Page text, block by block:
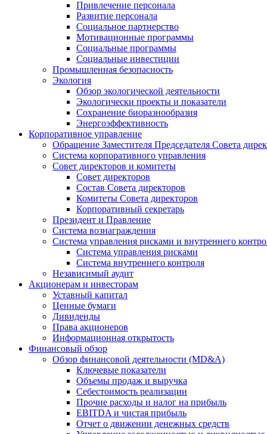
Привлечение персонала
Развитие персонала
Социальное партнерство
Мотивационные программы
Социальные программы
Социальные инвестиции
Промышленная безопасность
Экология
Обзор экологической деятельности
Экологически проекты и показатели
Сохранение биоразнообразия
Энергоэффективность
Корпоративное управление
Обращение Заместителя Председателя Совета
Система корпоративного управления
Совет директоров и комитеты
Совет директоров
Состав Совета директоров
Комитеты Совета директоров
Корпоративный секретарь
Президент и Правление
Система вознаграждения
Система управления рисками и внутреннего
Система управления рисками
Система внутреннего контроля
Независимый аудит
Акционерам и инвесторам
Уставный капитал
Ценные бумаги
Дивиденды
Права акционеров
Информационная открытость
Финансовый обзор
Обзор финансовой деятельности (MD&A)
Ключевые показатели
Объемы продаж и выручка
Себестоимость реализации
Прочие расходы и налог на прибыль
EBITDA и чистая прибыль
Отчет о движении денежных средств